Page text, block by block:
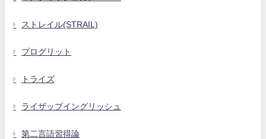
ストレイル(STRAIL)
プログリット
トライズ
ライザップイングリッシュ
第二言語習得論